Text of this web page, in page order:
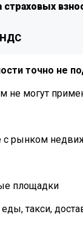
НДС
точно не
не могут
с рынком
площадки
такси,